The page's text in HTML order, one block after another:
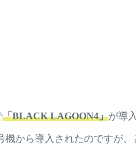
「BLACK LAGOON4」が導
機から導入されたのですが